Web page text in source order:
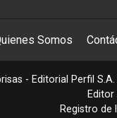
Somos
- Editorial Perfil S.A.
Registro de